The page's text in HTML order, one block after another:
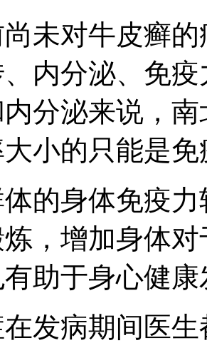
未对牛皮癣
内分泌、免
分泌来说，
小的只能是
的身体免疫
，增加身体
助于身心健
发病期间医